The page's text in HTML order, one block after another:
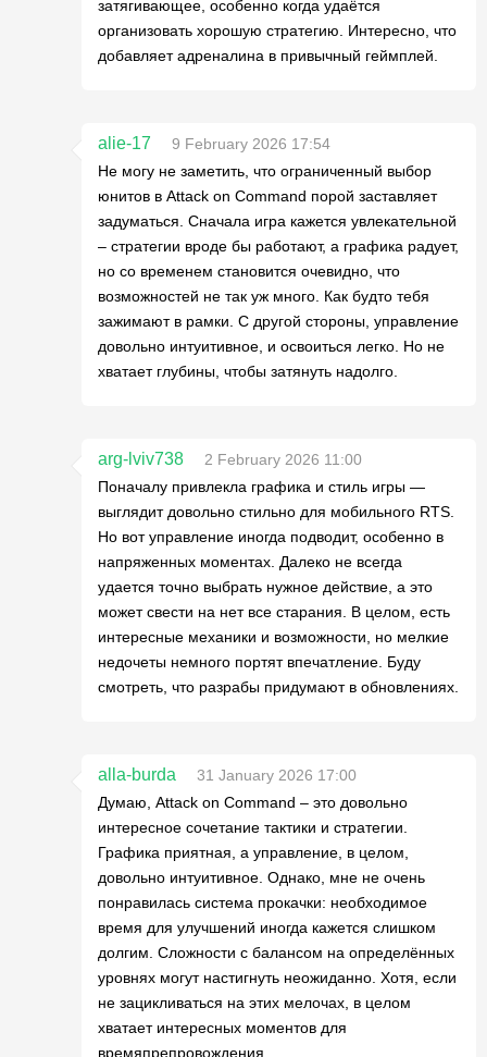
затягивающее, особенно когда удаётся
организовать хорошую стратегию. Интересно, что
добавляет адреналина в привычный геймплей.
alie-17
9 February 2026 17:54
Не могу не заметить, что ограниченный выбор
юнитов в Attack on Command порой заставляет
задуматься. Сначала игра кажется увлекательной
– стратегии вроде бы работают, а графика радует,
но со временем становится очевидно, что
возможностей не так уж много. Как будто тебя
зажимают в рамки. С другой стороны, управление
довольно интуитивное, и освоиться легко. Но не
хватает глубины, чтобы затянуть надолго.
arg-lviv738
2 February 2026 11:00
Поначалу привлекла графика и стиль игры —
выглядит довольно стильно для мобильного RTS.
Но вот управление иногда подводит, особенно в
напряженных моментах. Далеко не всегда
удается точно выбрать нужное действие, а это
может свести на нет все старания. В целом, есть
интересные механики и возможности, но мелкие
недочеты немного портят впечатление. Буду
смотреть, что разрабы придумают в обновлениях.
alla-burda
31 January 2026 17:00
Думаю, Attack on Command – это довольно
интересное сочетание тактики и стратегии.
Графика приятная, а управление, в целом,
довольно интуитивное. Однако, мне не очень
понравилась система прокачки: необходимое
время для улучшений иногда кажется слишком
долгим. Сложности с балансом на определённых
уровнях могут настигнуть неожиданно. Хотя, если
не зацикливаться на этих мелочах, в целом
хватает интересных моментов для
времяпрепровождения.